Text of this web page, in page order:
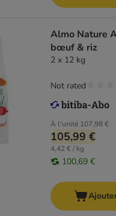
Almo Nature
bœuf & riz
2 x 12 kg
À l'unité 107,98 €
105,99 €
4,42 € / kg
100,69 €
Not rated